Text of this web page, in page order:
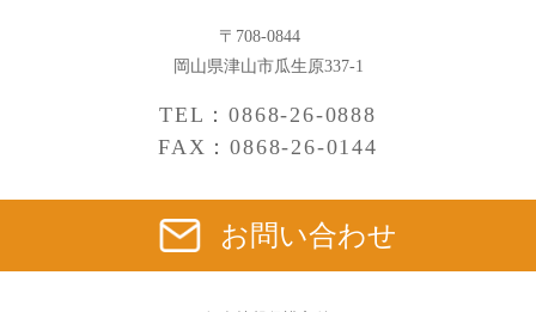
〒708-0844
岡山県津山市瓜生原337-1
TEL：0868-26-0888
FAX：0868-26-0144
お問い合わせ